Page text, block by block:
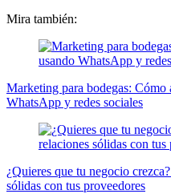
Mira también:
Marketing para bodegas: Cómo
WhatsApp y redes sociales
¿Quieres que tu negocio
sólidas con tus proveedores